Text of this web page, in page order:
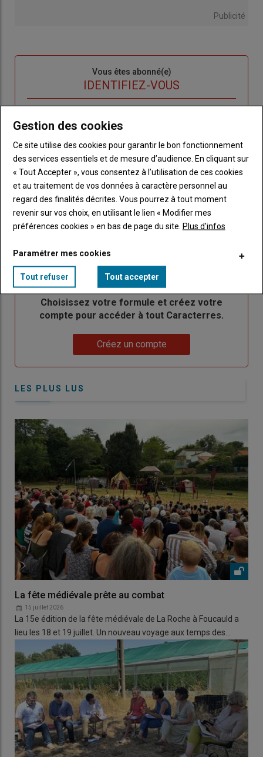
Publicité
Vous êtes abonné(e)
IDENTIFIEZ-VOUS
de votre abonnement
Lien
"Créer
un
nouveau
compte"
Créer un nouveau compte
Lien
"Réinitialiser
votre
mot
de
passe"
Réinitialiser votre mot de passe
Lien
"Je
me
connecte"
Je me connecte
Sous-
titre
Vous n'êtes pas abonné(e)
TITRE CRÉEZ UN COMPTE
BodyChoisissez votre formule et créez votre
compte pour accéder à tout Caracterres.
Créez un compte
LES PLUS LUS
La fête médiévale prête au combat
15 juillet 2026
La 15e édition de la fête médiévale de La Roche à Foucauld a
lieu les 18 et 19 juillet. Un nouveau voyage aux temps des…
Gestion des cookies
Ce site utilise des cookies pour garantir le bon fonctionnement
des services essentiels et de mesure d’audience. En cliquant sur
« Tout Accepter », vous consentez à l’utilisation de ces cookies
et au traitement de vos données à caractère personnel au
regard des finalités décrites. Vous pourrez à tout moment
revenir sur vos choix, en utilisant le lien « Modifier mes
préférences cookies » en bas de page du site. Plus d'infos
Paramétrer mes cookies
Tout refuser Tout accepter